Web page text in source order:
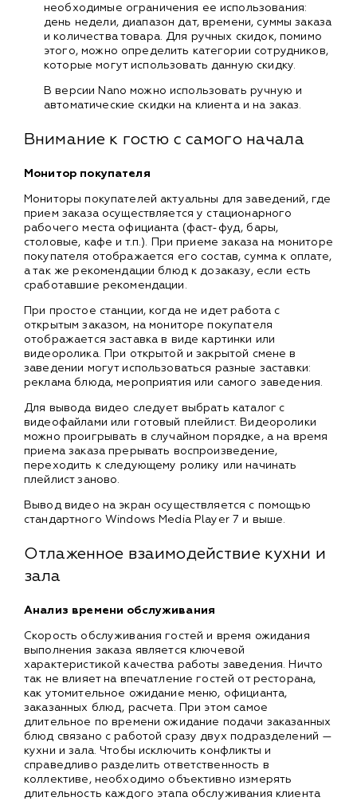
необходимые ограничения ее использования:
день недели, диапазон дат, времени, суммы заказа
и количества товара. Для ручных скидок, помимо
этого, можно определить категории сотрудников,
которые могут использовать данную скидку.
В версии Nano можно использовать ручную и
автоматические скидки на клиента и на заказ.
Внимание к гостю с самого начала
Монитор покупателя
Мониторы покупателей актуальны для заведений, где
прием заказа осуществляется у стационарного
рабочего места официанта (фаст-фуд, бары,
столовые, кафе и т.п.). При приеме заказа на мониторе
покупателя отображается его состав, сумма к оплате,
а так же рекомендации блюд к дозаказу, если есть
сработавшие рекомендации.
При простое станции, когда не идет работа с
открытым заказом, на мониторе покупателя
отображается заставка в виде картинки или
видеоролика. При открытой и закрытой смене в
заведении могут использоваться разные заставки:
реклама блюда, мероприятия или самого заведения.
Для вывода видео следует выбрать каталог с
видеофайлами или готовый плейлист. Видеоролики
можно проигрывать в случайном порядке, а на время
приема заказа прерывать воспроизведение,
переходить к следующему ролику или начинать
плейлист заново.
Вывод видео на экран осуществляется с помощью
стандартного Windows Media Player 7 и выше.
Отлаженное взаимодействие кухни и
зала
Анализ времени обслуживания
Скорость обслуживания гостей и время ожидания
выполнения заказа является ключевой
характеристикой качества работы заведения. Ничто
так не влияет на впечатление гостей от ресторана,
как утомительное ожидание меню, официанта,
заказанных блюд, расчета. При этом самое
длительное по времени ожидание подачи заказанных
блюд связано с работой сразу двух подразделений —
кухни и зала. Чтобы исключить конфликты и
справедливо разделить ответственность в
коллективе, необходимо объективно измерять
длительность каждого этапа обслуживания клиента